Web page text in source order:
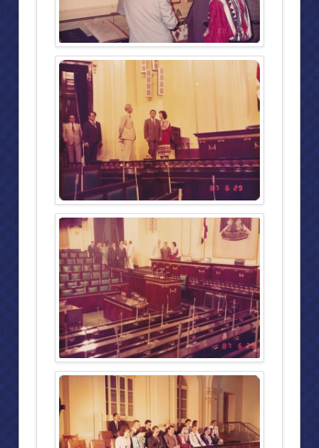
ตึก สก.โรงพยาบาลจุฬาลงกรณ์ ในพระบรมราชูปถัมภ์ สภากาชาดไทย
ความเป็นมาของโครงการก่อสร้างตึก สก.
วัตถุประสงค์ในการก่อสร้างตึก สก.
ทรงวางศิลาฤกษ์ “ตึก สก.”
สมเด็จพระนางเจ้าฯพระราชทานเหรียญ สก.สดุดี
สมเด็จพระเทพฯทรงเทปูนปิดงานโครงสร้าง ตึก สก.
ห้องประชุม”มงคลนาวิน”
มูลนิธิรับเสด็จฯ
พิธีเปิด พีระยา นาวิน
งานด้านเด็กเยาวชน มอบทุนการศึกษา
ศูนย์ผลิตผลิตภัณฑ์
สถานรับเลี้ยงเด็กปฐมวัยพีระยานาวิน ศูนย์พหลโยธิน ๔๗
สถานรับเลี้ยงเด็กปฐมวัยพีระยานาวิน ศูนย์ต่างๆ
สถานรับเลี้ยงเด็กปฐมวัยพีระยานาวินศูนย์ต่างๆ (๒)
โรงเรียนตำรวจตระเวนชายแดนพีระยานุเคราะห์ทั้ง ๔ แห่ง